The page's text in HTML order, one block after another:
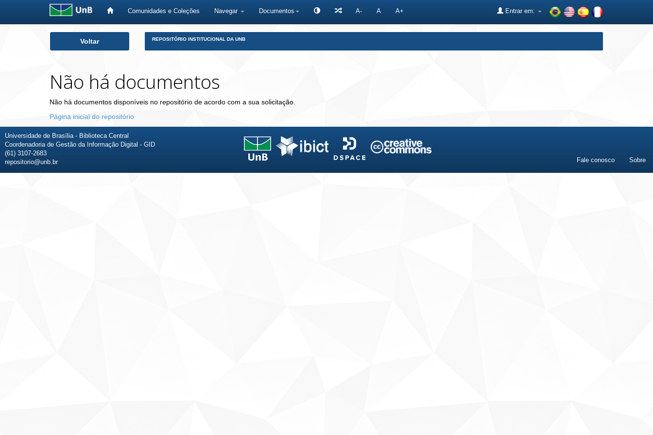
Comunidades e Coleções Navegar Documentos A- A A+ Entrar em:
Voltar REPOSITÓRIO INSTITUCIONAL DA UNB
Não há documentos
Não há documentos disponíveis no repositório de acordo com a sua solicitação.
Página inicial do repositório
Universidade de Brasília - Biblioteca Central
Coordenadoria de Gestão da Informação Digital - GID
(61) 3107-2683
repositorio@unb.br
Fale conosco Sobre